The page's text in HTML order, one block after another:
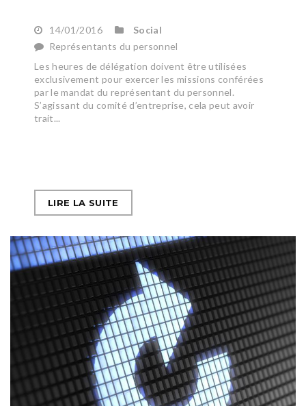
14/01/2016
Social
Représentants du personnel
Les heures de délégation doivent être utilisées
exclusivement pour exercer les missions conférées
par le mandat du représentant du personnel.
S’agissant du comité d’entreprise, cela peut avoir
trait...
LIRE LA SUITE